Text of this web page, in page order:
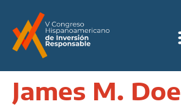
James M. Doe